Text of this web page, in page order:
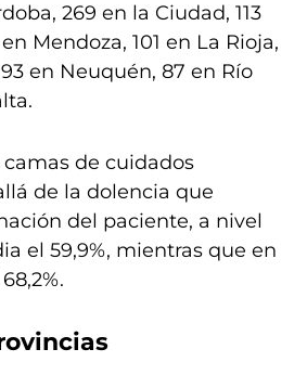
269 en la Ciudad, 113
Mendoza, 101 en La Rioja,
en Neuquén, 87 en Río
de cuidados
de la dolencia que
del paciente, a nivel
el 59,9%, mientras que en